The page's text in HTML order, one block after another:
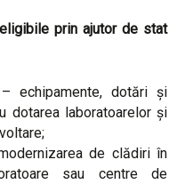
prin ajutor de stat
echipamente, dotări și
dotarea laboratoarelor și
de clădiri în
sau centre de